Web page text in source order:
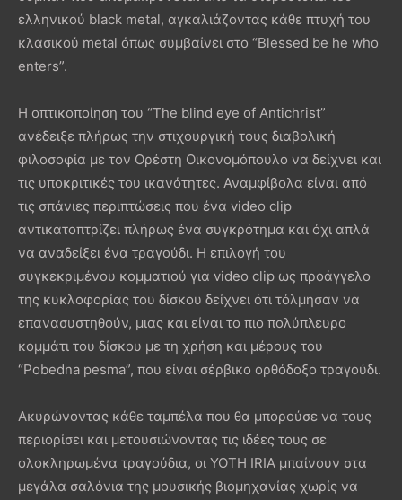
ελληνικού black metal, αγκαλιάζοντας κάθε πτυχή του
κλασικού metal όπως συμβαίνει στο “Blessed be he who
enters”.
Η οπτικοποίηση του “The blind eye of Antichrist”
ανέδειξε πλήρως την στιχουργική τους διαβολική
φιλοσοφία με τον Ορέστη Οικονομόπουλο να δείχνει και
τις υποκριτικές του ικανότητες. Αναμφίβολα είναι από
τις σπάνιες περιπτώσεις που ένα video clip
αντικατοπτρίζει πλήρως ένα συγκρότημα και όχι απλά
να αναδείξει ένα τραγούδι. Η επιλογή του
συγκεκριμένου κομματιού για video clip ως προάγγελο
της κυκλοφορίας του δίσκου δείχνει ότι τόλμησαν να
επανασυστηθούν, μιας και είναι το πιο πολύπλευρο
κομμάτι του δίσκου με τη χρήση και μέρους του
“Pobedna pesma”, που είναι σέρβικο ορθόδοξο τραγούδι.
Ακυρώνοντας κάθε ταμπέλα που θα μπορούσε να τους
περιορίσει και μετουσιώνοντας τις ιδέες τους σε
ολοκληρωμένα τραγούδια, οι YOTH IRIA μπαίνουν στα
μεγάλα σαλόνια της μουσικής βιομηχανίας χωρίς να